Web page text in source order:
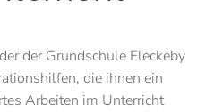
der Grundschule Fleckeby
die ihnen ein
Arbeiten im Unterricht